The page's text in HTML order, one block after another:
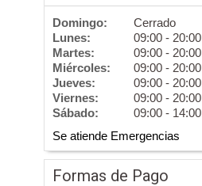
Domingo:
Cerrado
Lunes:
09:00 - 20:00
Martes:
09:00 - 20:00
Miércoles:
09:00 - 20:00
Jueves:
09:00 - 20:00
Viernes:
09:00 - 20:00
Sábado:
09:00 - 14:00
Se atiende Emergencias
Formas de Pago